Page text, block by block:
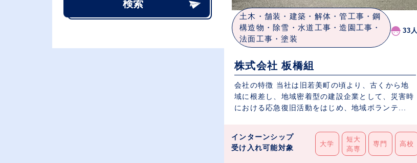
検索
土木・舗装・建築・解体・管工事・鋼
構造物・除雪・水道工事・造園工事・
法面工事・塗装
33人
株式会社 板橋組
会社の特徴 当社は旧若美町の頃より、古くから地
域に根差し、地域密着型の建設企業として、災害時
における応急復旧活動をはじめ、地域ボランテ...
インターンシップ
受け入れ可能対象
大学
短大
高専
専門 高校